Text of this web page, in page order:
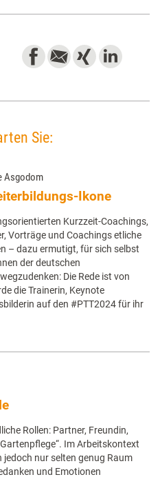
Sie:
Asgodom
Ikone
Kurzzeit-Coachings,
Vorträge und Coachings etliche
– dazu ermutigt, für sich selbst
der deutschen
Die Rede ist von
die Trainerin, Keynote
auf den #PTT2024 für ihr
Rollen: Partner, Freundin,
Im Arbeitskontext
jedoch nur selten genug Raum
und Emotionen